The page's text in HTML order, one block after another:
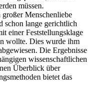
müssen.
Menschenliebe
schon lange gerichtlich
einer Feststellungsklage
wollte. Dies wurde ihm
Die Ergebnisse
wissenschaftlichen
Überblick über
bietet das